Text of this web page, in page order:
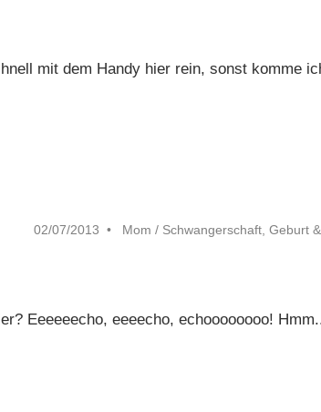
mit dem Handy hier rein, sonst komme
02/07/2013 Mom / Schwangerschaft, Geburt
Eeeeeecho, eeeecho, echoooooooo!